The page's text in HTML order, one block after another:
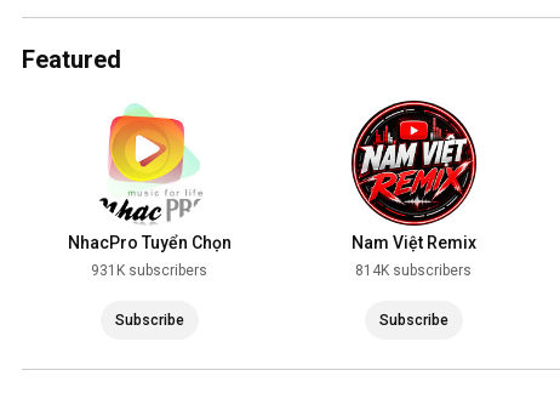
Featured
NhacPro Tuyển Chọn
931K subscribers
Subscribe
Nam Việt Remix
814K subscribers
Subscribe